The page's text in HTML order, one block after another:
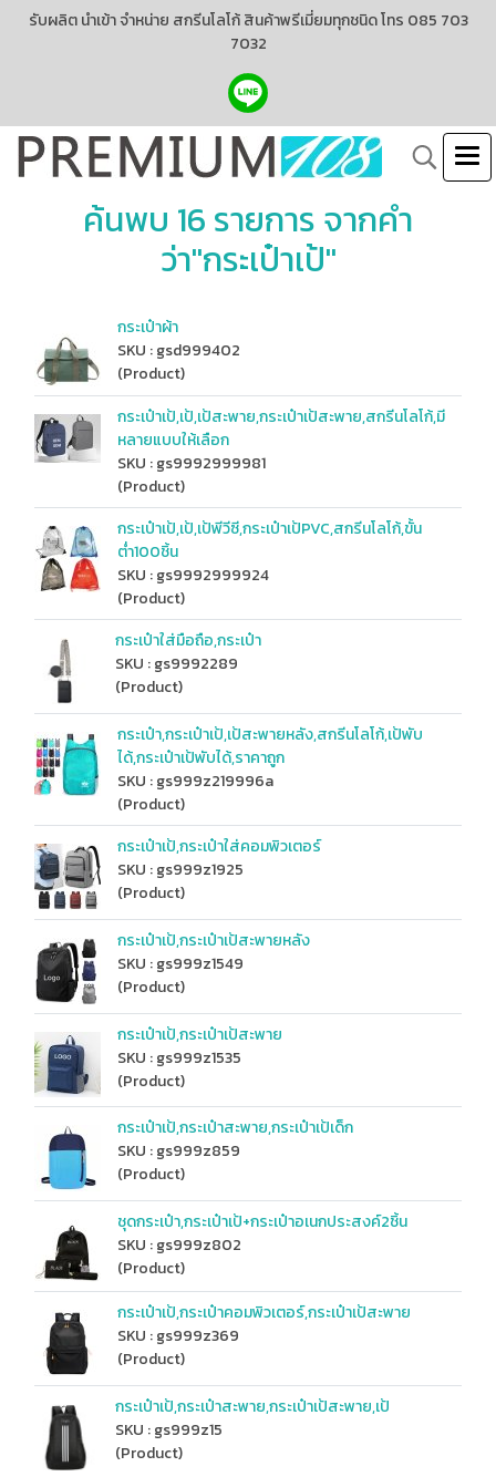
รับผลิต นำเข้า จำหน่าย สกรีนโลโก้ สินค้าพรีเมี่ยมทุกชนิด โทร 085 703
7032
ค้นพบ 16 รายการ จากคำ
ว่า"กระเป๋าเป้"
กระเป๋าผ้า
SKU : gsd999402
(Product)
กระเป๋าเป้,เป้,เป้สะพาย,กระเป๋าเป้สะพาย,สกรีนโลโก้,มี
หลายแบบให้เลือก
SKU : gs9992999981
(Product)
กระเป๋าเป้,เป้,เป้พีวีซี,กระเป๋าเป้PVC,สกรีนโลโก้,ขั้น
ต่ำ100ชิ้น
SKU : gs9992999924
(Product)
กระเป๋าใส่มือถือ,กระเป๋า
SKU : gs9992289
(Product)
กระเป๋า,กระเป๋าเป้,เป้สะพายหลัง,สกรีนโลโก้,เป้พับ
ได้,กระเป๋าเป้พับได้,ราคาถูก
SKU : gs999z219996a
(Product)
กระเป๋าเป้,กระเป๋าใส่คอมพิวเตอร์
SKU : gs999z1925
(Product)
กระเป๋าเป้,กระเป๋าเป้สะพายหลัง
SKU : gs999z1549
(Product)
กระเป๋าเป้,กระเป๋าเป้สะพาย
SKU : gs999z1535
(Product)
กระเป๋าเป้,กระเป๋าสะพาย,กระเป๋าเป้เด็ก
SKU : gs999z859
(Product)
ชุดกระเป๋า,กระเป๋าเป้+กระเป๋าอเนกประสงค์2ชิ้น
SKU : gs999z802
(Product)
กระเป๋าเป้,กระเป๋าคอมพิวเตอร์,กระเป๋าเป้สะพาย
SKU : gs999z369
(Product)
กระเป๋าเป้,กระเป๋าสะพาย,กระเป๋าเป้สะพาย,เป้
SKU : gs999z15
(Product)